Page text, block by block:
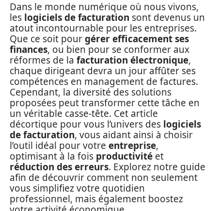
Dans le monde numérique où nous vivons,
les logiciels de facturation sont devenus un
atout incontournable pour les entreprises.
Que ce soit pourgérer efficacement ses
finances, ou bien pour se conformer aux
réformes de la facturation électronique,
chaque dirigeant devra un jour affûter ses
compétences en management de factures.
Cependant, la diversité des solutions
proposées peut transformer cette tâche en
un véritable casse-tête. Cet article
décortique pour vous l’univers des logiciels
de facturation, vous aidant ainsi à choisir
l’outil idéal pour votre entreprise,
optimisant à la fois productivité et
réduction des erreurs. Explorez notre guide
afin de découvrir comment non seulement
vous simplifiez votre quotidien
professionnel, mais également boostez